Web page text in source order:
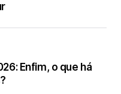
Enfim, o que há